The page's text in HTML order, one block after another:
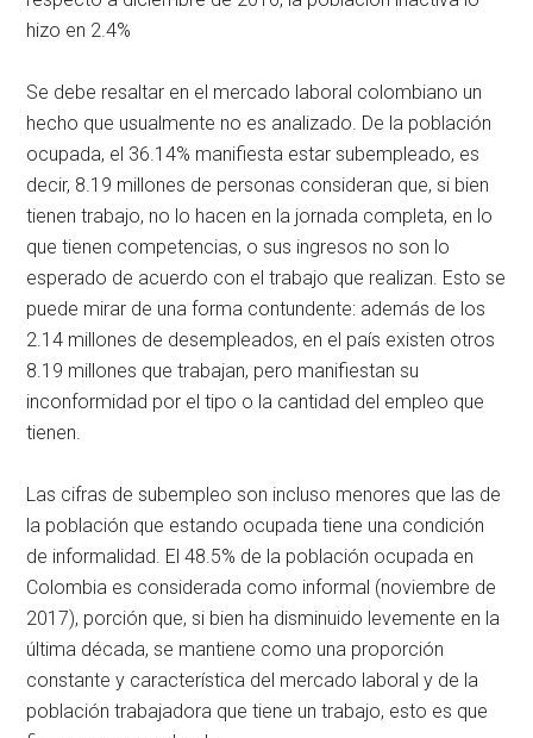
hizo en 2.4%
Se debe resaltar en el mercado laboral colombiano un
hecho que usualmente no es analizado. De la población
ocupada, el 36.14% manifiesta estar subempleado, es
decir, 8.19 millones de personas consideran que, si bien
tienen trabajo, no lo hacen en la jornada completa, en lo
que tienen competencias, o sus ingresos no son lo
esperado de acuerdo con el trabajo que realizan. Esto se
puede mirar de una forma contundente: además de los
2.14 millones de desempleados, en el país existen otros
8.19 millones que trabajan, pero manifiestan su
inconformidad por el tipo o la cantidad del empleo que
tienen.
Las cifras de subempleo son incluso menores que las de
la población que estando ocupada tiene una condición
de informalidad. El 48.5% de la población ocupada en
Colombia es considerada como informal (noviembre de
2017), porción que, si bien ha disminuido levemente en la
última década, se mantiene como una proporción
constante y característica del mercado laboral y de la
población trabajadora que tiene un trabajo, esto es que